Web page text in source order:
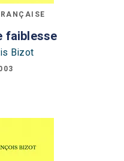
faiblesse
Bizot